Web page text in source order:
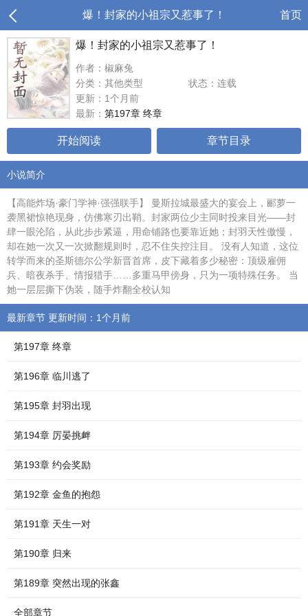
爆！封家的小祖宗又惹事了！ 首页
爆！封家的小祖宗又惹事了！
作者：椒麻兔
分类：其他类型
状态：连载
更新：1个月前
最新： 第197章 终章
开始阅读 章节目录
小说简介
【高能炸场·豪门学神·强强联手】 曼斯拉城最盛大的宴会上，郦萝一
袭黑裙惊艳现身，仿佛寒刃出鞘。封家两位少主同时投来目光——封
肆一眼沦陷，从此步步紧逼，用命铺路也要靠近她；封羽天性傲慢，
却在她一次又一次掀翻规则时，忍不住失控注目。 没有人知道，这位
转学而来的圣斯德尔公学新晋首席，皮下藏着多少秘密：顶级雇佣
兵、暗夜杀手、情报猎手……多重马甲傍身，只为一项特殊任务。 当
她一层层撕下伪装，随手炸翻全校认知
最新章节 更新时间：1个月前
第197章 终章
第196章 临川逃了
第195章 封羽出现
第194章 厉晏挑衅
第193章 约会奖励
第192章 金鱼的抱怨
第191章 天生一对
第190章 归来
第189章 突然出现的张鑫
全部章节